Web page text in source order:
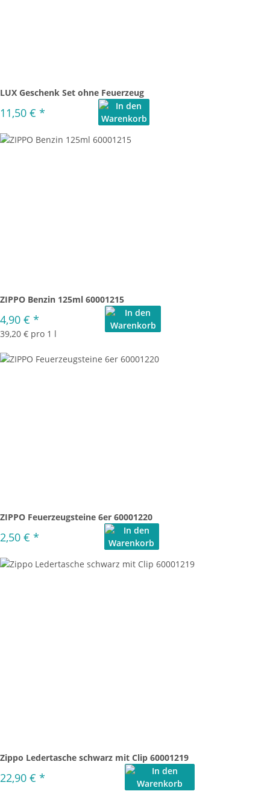
LUX Geschenk Set ohne Feuerzeug
11,50 € *
ZIPPO Benzin 125ml 60001215
4,90 € *
39,20 € pro 1 l
ZIPPO Feuerzeugsteine 6er 60001220
2,50 € *
Zippo Ledertasche schwarz mit Clip 60001219
22,90 € *